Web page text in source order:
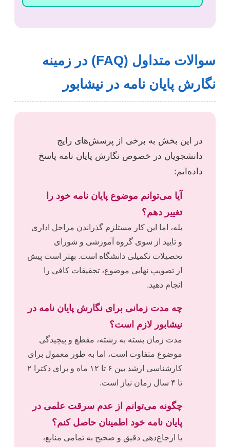
سوالات متداول (FAQ) در زمینه
نگارش پایان نامه در نیشابور
در این بخش به برخی از پرسش‌های رایج
دانشجویان در خصوص نگارش پایان نامه پاسخ
داده‌ایم:
آیا می‌توانم موضوع پایان نامه خود را
تغییر دهم؟
بله، اما این کار مستلزم گذراندن مراحل اداری
و تایید از سوی گروه آموزشی و شورای
تحصیلات تکمیلی دانشگاه است. بهتر است پیش
از تصویب نهایی موضوع، تحقیقات کافی را
انجام دهید.
چه مدت زمانی برای نگارش پایان نامه در
نیشابور لازم است؟
مدت زمان بسته به رشته، مقطع و پیچیدگی
موضوع متفاوت است، اما به طور معمول برای
کارشناسی ارشد بین ۶ تا ۱۲ ماه و برای دکترا ۲
تا ۴ سال زمان نیاز است.
چگونه می‌توانم از عدم سرقت علمی در
پایان نامه خود اطمینان حاصل کنم؟
با ارجاع‌دهی دقیق و صحیح به تمامی منابع،